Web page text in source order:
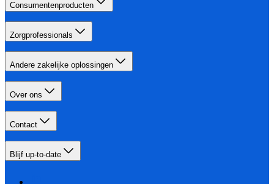
Consumentenproducten
Zorgprofessionals
Andere zakelijke oplossingen
Over ons
Contact
Blijf up-to-date